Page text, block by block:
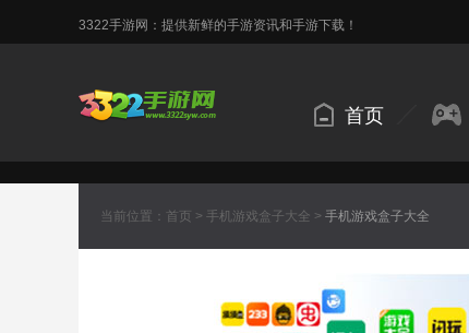
3322手游网：提供新鲜的手游资讯和手游下载！
首页
当前位置： 首页 > 手机游戏盒子大全 > 手机游戏盒子大全